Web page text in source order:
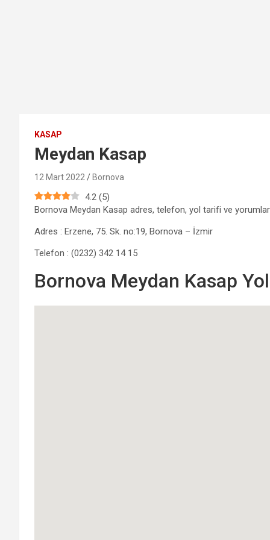
KASAP
Meydan Kasap
12 Mart 2022 Bornova
4.2 (5)
Bornova Meydan Kasap adres, telefon, yol tarifi ve
Adres : Erzene, 75. Sk. no:19, Bornova – İzmir
Telefon : (0232) 342 14 15
Bornova Meydan Kasap